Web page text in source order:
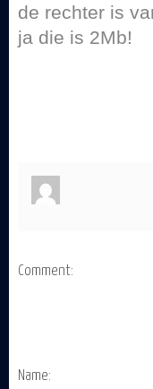
de rechter is
ja die is 2Mb!
Comment:
Name: